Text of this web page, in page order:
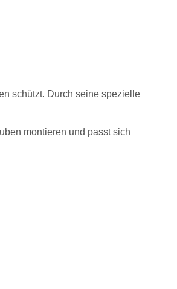
schützt. Durch seine spezielle
montieren und passt sich